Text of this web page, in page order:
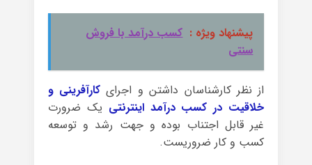
پیشنهاد ویژه : کسب درآمد با فروش
سنتی
از نظر کارشناسان داشتن و اجرای کارآفرینی و
خلاقیت در کسب درآمد اینترنتی یک ضرورت
غیر قابل اجتناب بوده و جهت رشد و توسعه
کسب و کار ضروریست.